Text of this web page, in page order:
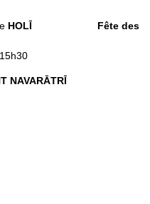
HOLĪ Fête des
NAVARᾹTRĪ